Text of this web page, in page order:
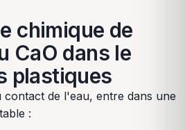
chimique de
CaO dans le
plastiques
contact de l'eau, entre dans une
: